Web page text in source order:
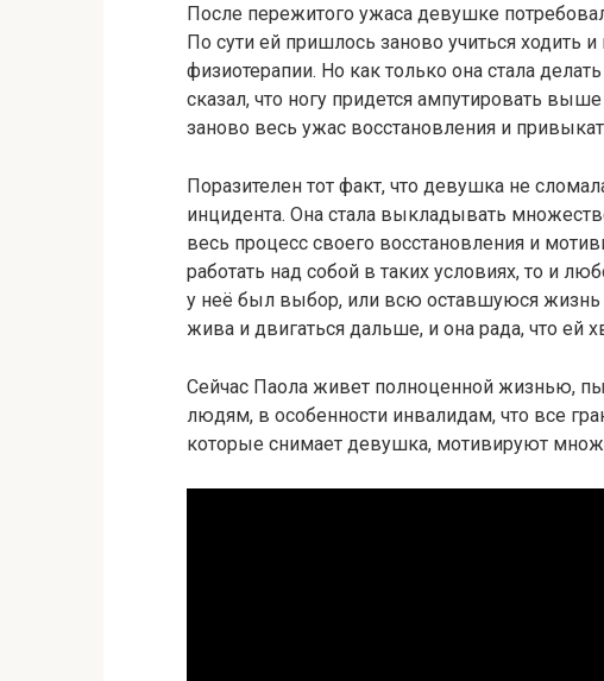
После пережитого ужаса девушке
По сути ей пришлось заново учиться ходить
физиотерапии. Но как только она стала
сказал, что ногу придется ампутировать
заново весь ужас восстановления и
Поразителен тот факт, что девушка не
инцидента. Она стала выкладывать
весь процесс своего восстановления и
работать над собой в таких условиях, то и
у неё был выбор, или всю оставшуюся жизнь
жива и двигаться дальше, и она рада, что ей
Сейчас Паола живет полноценной жизнью,
людям, в особенности инвалидам, что все
которые снимает девушка, мотивируют